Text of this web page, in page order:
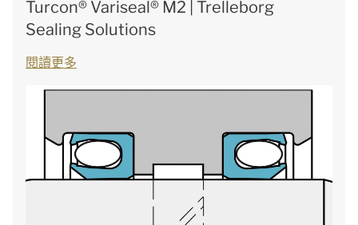
Turcon® Variseal® M2 | Trelleborg
Sealing Solutions
閱讀更多